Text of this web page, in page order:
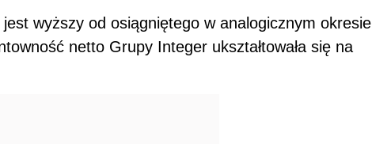
jest wyższy od osiągniętego w analogicznym okresie
netto Grupy Integer ukształtowała się na